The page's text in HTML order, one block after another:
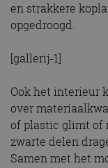
en strakkere
opgedroogd.
[gallerij-1]
Ook het interieur
over
of plastic glimt of
zwarte delen
Samen met het